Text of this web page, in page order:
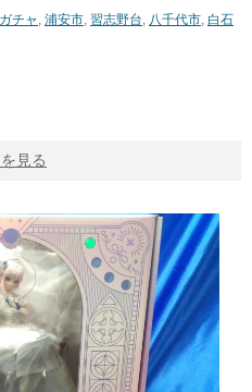
チャ , 浦安市, 習志野台, 八千代市, 白石
見る